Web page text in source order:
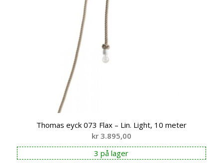
Thomas eyck 073 Flax – Lin. Light, 10 meter
kr3.895,00
3 på lager